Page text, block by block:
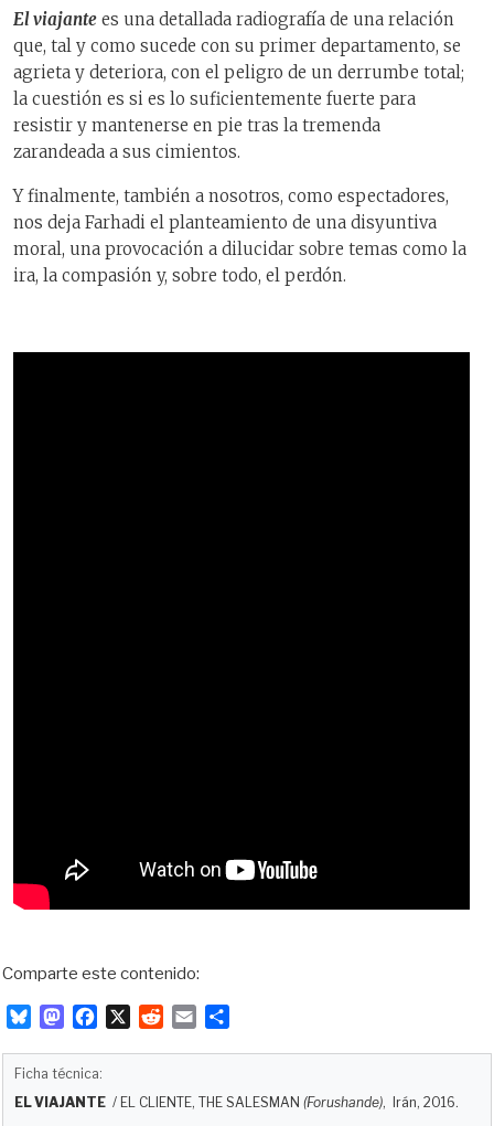
El viajante es una detallada radiografía de una relación
que, tal y como sucede con su primer departamento, se
agrieta y deteriora, con el peligro de un derrumbe total;
la cuestión es si es lo suficientemente fuerte para
resistir y mantenerse en pie tras la tremenda
zarandeada a sus cimientos.
Y finalmente, también a nosotros, como espectadores,
nos deja Farhadi el planteamiento de una disyuntiva
moral, una provocación a dilucidar sobre temas como la
ira, la compasión y, sobre todo, el perdón.
Comparte este contenido:
u
s
M
o
b
X
i
a
Ficha técnica:
EL VIAJANTE / EL CLIENTE, THE SALESMAN (Forushande), Irán, 2016.